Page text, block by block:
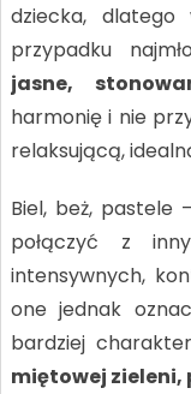
dziecka,
przypadku
jasne,
harmonię i nie
relaksującą,
Biel, beż, pastele
połączyć z
intensywnych,
one jednak
bardziej
miętowej zieleni,